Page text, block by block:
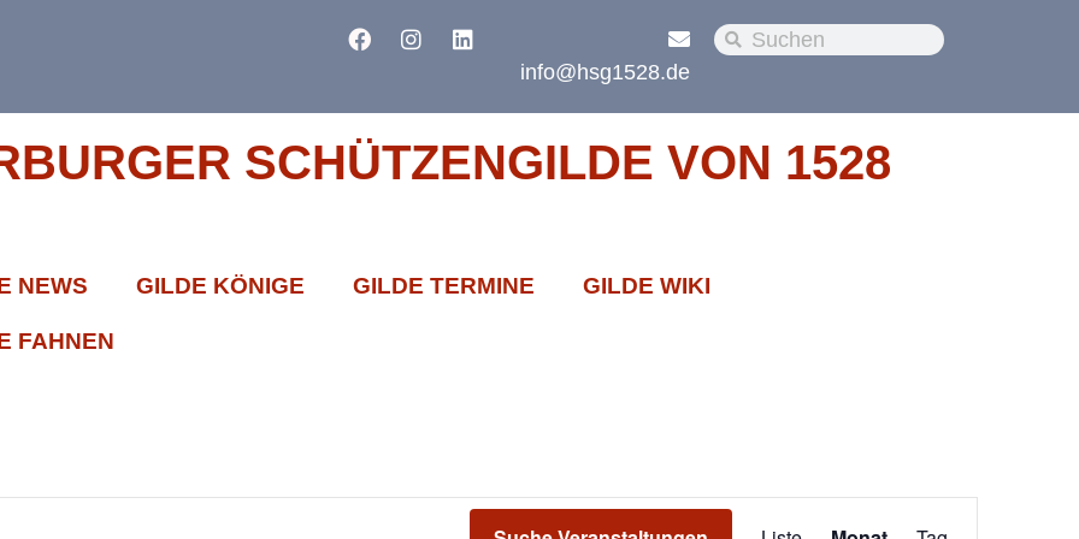
info@hsg1528.de
SCHÜTZENGILDE VON 1528
NEWS GILDE KÖNIGE GILDE TERMINE GILDE WIKI
FAHNEN